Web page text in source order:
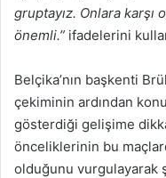
gruptayız. Onlara karşı
önemli.” ifadelerini
Belçika’nın başkenti
çekiminin ardından
gösterdiği gelişime
önceliklerinin bu
olduğunu vurgulayarak